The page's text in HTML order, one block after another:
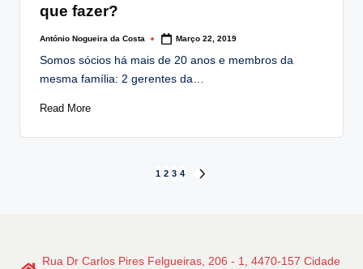
que fazer?
Posted
António Nogueira da Costa Março 22, 2019
Somos sócios há mais de 20 anos e membros da
mesma família: 2 gerentes da…
Read More
dos
1 2 3 4
Rua Dr Carlos Pires Felgueiras, 206 - 1, 4470-157 Cidade